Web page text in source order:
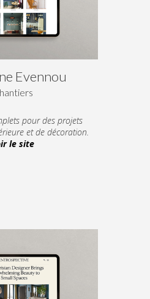
Evennou
pour des projets
et de décoration.
le site